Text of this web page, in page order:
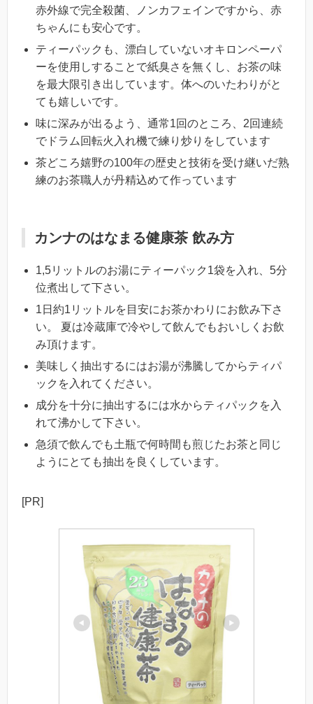
赤外線で完全殺菌、ノンカフェインですから、赤
ちゃんにも安心です。
ティーパックも、漂白していないオキロンペーパ
ーを使用しすることで紙臭さを無くし、お茶の味
を最大限引き出しています。体へのいたわりがと
ても嬉しいです。
味に深みが出るよう、通常1回のところ、2回連続
でドラム回転火入れ機で練り炒りをしています
茶どころ嬉野の100年の歴史と技術を受け継いだ熟
練のお茶職人が丹精込めて作っています
カンナのはなまる健康茶 飲み方
1,5リットルのお湯にティーパック1袋を入れ、5分
位煮出して下さい。
1日約1リットルを目安にお茶かわりにお飲み下さ
い。 夏は冷蔵庫で冷やして飲んでもおいしくお飲
み頂けます。
美味しく抽出するにはお湯が沸騰してからティパ
ックを入れてください。
成分を十分に抽出するには水からティパックを入
れて沸かして下さい。
急須で飲んでも土瓶で何時間も煎じたお茶と同じ
ようにとても抽出を良くしています。
[PR]